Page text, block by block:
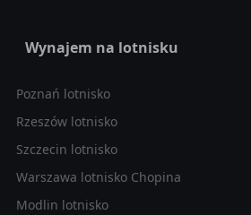
Wynajem na lotnisku
Poznań lotnisko
Rzeszów lotnisko
Szczecin lotnisko
Warszawa lotnisko Chopina
Modlin lotnisko